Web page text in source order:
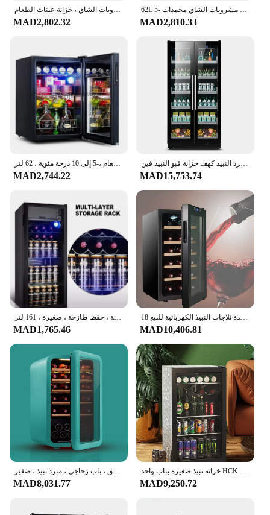
باب زجاجي شفاف للتخزين البارد ، 95 لتر ، 5 إلى 10 درجات مئوية ، مجمد مشروبات الشاي ، خزانة عينات الطعام
MAD2,802.32
62L ثلاجة التخزين البارد ثلاجات النبيذ باب زجاجي شفاف مشروبات الشاي مجمدات -5to10 درجة مئوية خزانة عينة الغذاء
MAD2,810.33
ثلاجة تخزين بارد ثلاجات نبيذ ، باب زجاجي شفاف ، مجمد مشروبات شاي ، خزانة عينات طعام ،-5 إلى 10 درجة مئوية ، 62 لتر
MAD2,744.22
المصنع مباشرة منطقة التحكم المزدوج خزانة مشروبات باب زجاجي مبرد النبيذ كهف خزانة قبو النبيذ فين
MAD15,753.74
MAD1,765.46
18 زجاجة ثلاجة نبيذ صغيرة باب زجاجي ثلاجة قبو نبيذ صغير منطقة واحدة ثلاجات النبيذ الكهربائية للبيع
MAD10,406.81
MAD8,031.77 MAD9,250.72